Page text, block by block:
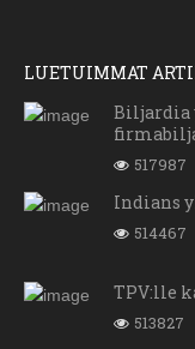
LUETUIMMAT
Biljardia
517987
Indians
514467
TPV:lle
513827